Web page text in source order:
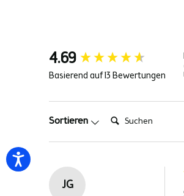
4.69
Basierend auf 13 Bewertungen
Sortieren
Suchen:
JG
New content loaded